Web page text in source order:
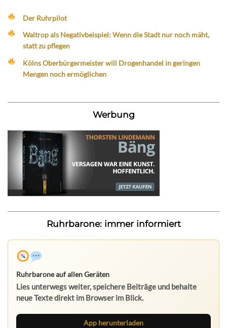
Der Ruhrpilot
Waltrop als Negativbeispiel: Wenn die Stadt nur noch mäht,
statt zu pflegen
Kölns Oberbürgermeister will Drogenhandel in geringen
Mengen noch ermöglichen
Werbung
Ruhrbarone: immer informiert
Ruhrbarone auf allen Geräten
Lies unterwegs weiter, speichere Beiträge und behalte
neue Texte direkt im Browser im Blick.
App herunterladen